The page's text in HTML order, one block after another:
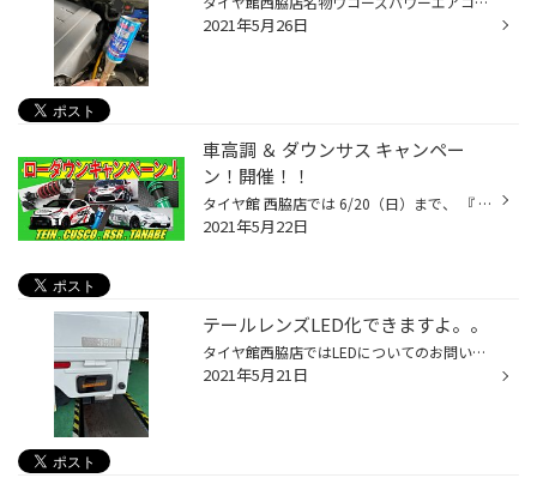
2021年5月26日
車高調 ＆ ダウンサス キャンペー
ン！開催！！
タイヤ館 西脇店では 6/20（日）まで、 『 ローダウン キャンペーン 』を開催しています！ 期間中は『 テイン 』『 ＲＳＲ 』をはじめ 各メーカーの車高調キットやダウンサスが 通常価格よりもお買い得となっています！！ ローダウンして愛車のスタイリングをカッコよくしたい！ ハンドリング性能を...
2021年5月22日
テールレンズLED化できますよ。。
タイヤ館西脇店ではLEDについてのお問い合わせやご相談を多く頂きます。 今日はハイゼットのテールレンズを交換です。 今流行りのシーケンシャルウインカーで外観はスモークテールですね。 その他にもウインカーのLED化や夜の光量UPにヘッドライトバルブ等をLEDへと 変更すると明るくなるのでよく見...
2021年5月21日